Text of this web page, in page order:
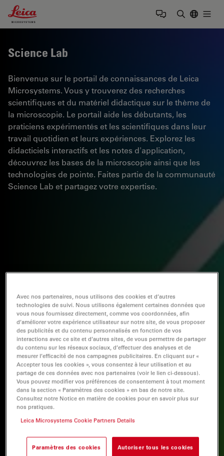
Leica Microsystems Logo
Science Lab
Bienvenue sur le portail de connaissances de Leica
Microsystems. Vous y trouverez des recherches
scientifiques et du matériel didactique sur le thème de
la microscopie. Le portail aide les débutants, les
praticiens expérimentés et les scientifiques dans leur
travail quotidien et leurs expériences. Explorez les
didacticiels interactifs et les notes d'application,
découvrez les bases de la microscopie ainsi que les
technologies de pointe. Faites partie de la communauté
Science Lab et partagez votre expertise.
Avec nos partenaires, nous utilisons des cookies et d’autres
technologies de suivi. Nous utilisons également certaines données que
vous nous fournissez directement, comme vos coordonnées, afin
d’améliorer votre expérience utilisateur sur notre site, de vous proposer
des publicités et du contenu personnalisés en fonction de vos
interactions avec ce site et d’autres sites, de vous permettre de partager
du contenu sur les réseaux sociaux, d’effectuer des analyses et de
mesurer l’efficacité de nos campagnes publicitaires. En cliquant sur «
Accepter tous les cookies », vous consentez à leur utilisation et au
partage de ces données avec nos partenaires (voir le lien ci-dessous).
Vous pouvez modifier vos préférences de consentement à tout moment
dans la section « Paramètres des cookies » en bas de notre site.
Consultez notre Notice en matière de cookies pour en savoir plus sur
nos pratiques.
Leica Microsystems Cookie Partners Details
Paramètres des cookies Autoriser tous les cookies